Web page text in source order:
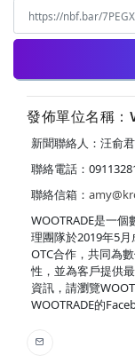
發佈單位名稱：
新聞聯絡人：汪俞君
聯絡電話：
聯絡信箱：
WOOTRADE是一
理團隊於2019年5
OTC合作，共同為
性，並為客戶提供
資訊，請瀏覽
WOOTRADE的